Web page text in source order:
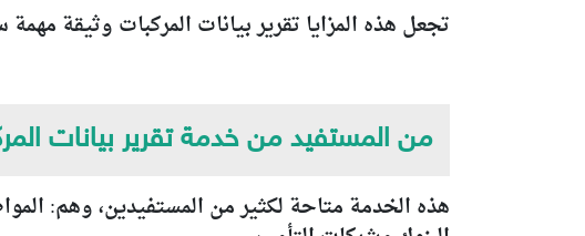
تجعل هذه المزايا تقرير بيانات المركبات وثيقة
من المستفيد من خدمة تقرير بيانات
هذه الخدمة متاحة لكثير من المستفيدين، وهم: